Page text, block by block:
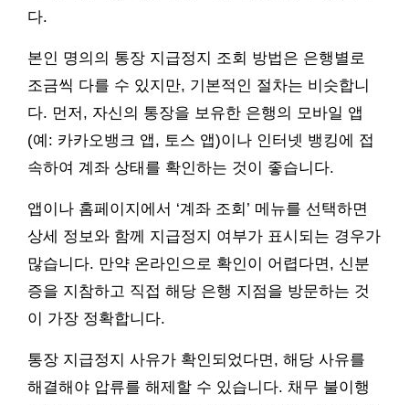
다.
본인 명의의 통장 지급정지 조회 방법은 은행별로
조금씩 다를 수 있지만, 기본적인 절차는 비슷합니
다. 먼저, 자신의 통장을 보유한 은행의 모바일 앱
(예: 카카오뱅크 앱, 토스 앱)이나 인터넷 뱅킹에 접
속하여 계좌 상태를 확인하는 것이 좋습니다.
앱이나 홈페이지에서 ‘계좌 조회’ 메뉴를 선택하면
상세 정보와 함께 지급정지 여부가 표시되는 경우가
많습니다. 만약 온라인으로 확인이 어렵다면, 신분
증을 지참하고 직접 해당 은행 지점을 방문하는 것
이 가장 정확합니다.
통장 지급정지 사유가 확인되었다면, 해당 사유를
해결해야 압류를 해제할 수 있습니다. 채무 불이행